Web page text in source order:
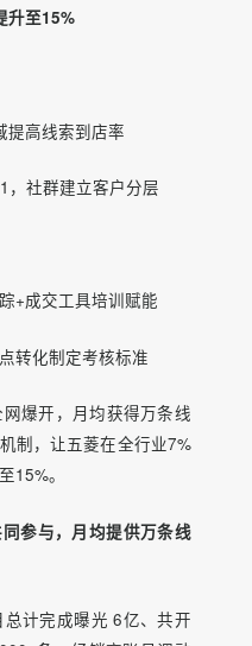
提高运营能力。
域提高线索到店率